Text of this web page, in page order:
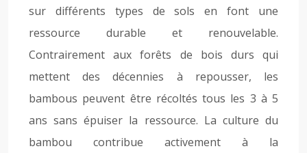
sur différents types de sols en font une
ressource durable et renouvelable.
Contrairement aux forêts de bois durs qui
mettent des décennies à repousser, les
bambous peuvent être récoltés tous les 3 à 5
ans sans épuiser la ressource. La culture du
bambou contribue activement à la